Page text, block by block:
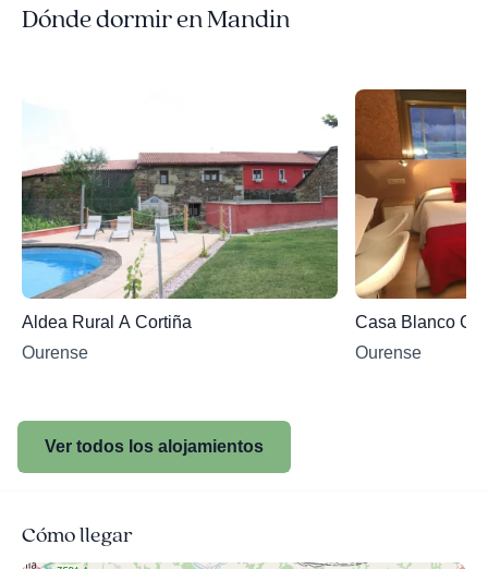
Dónde dormir en Mandin
Aldea Rural A Cortiña
Ourense
Casa Blanco
Ourense
Ver todos los alojamientos
Cómo llegar